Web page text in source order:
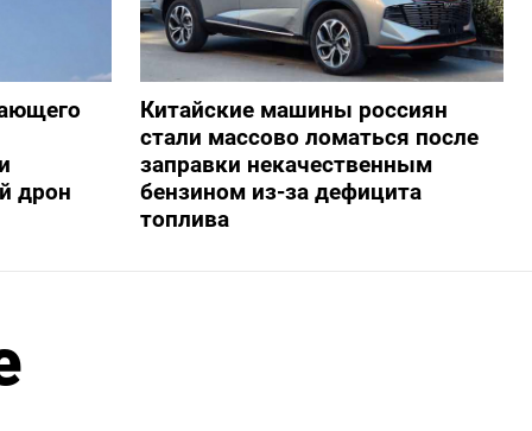
дрон
Китайские машины россиян
стали массово ломаться после
заправки некачественным
бензином из-за дефицита
топлива